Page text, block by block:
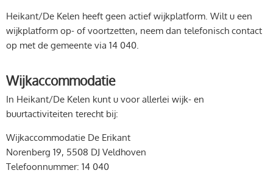
Heikant/De Kelen heeft geen actief wijkplatform. Wilt u een
wijkplatform op- of voortzetten, neem dan telefonisch contact
op met de gemeente via 14 040.
Wijkaccommodatie
In Heikant/De Kelen kunt u voor allerlei wijk- en
buurtactiviteiten terecht bij:
Wijkaccommodatie De Erikant
Norenberg 19, 5508 DJ Veldhoven
Telefoonnummer: 14 040